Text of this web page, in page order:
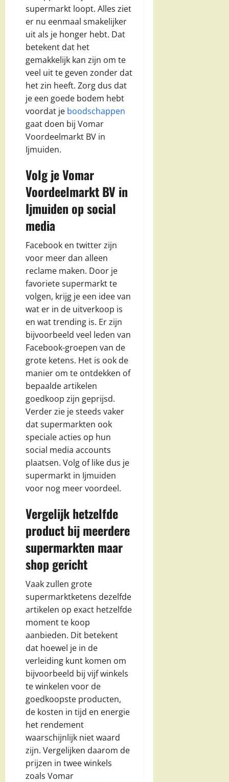
supermarkt loopt. Alles ziet
er nu eenmaal smakelijker
uit als je honger hebt. Dat
betekent dat het
gemakkelijk kan zijn om te
veel uit te geven zonder dat
het zin heeft. Zorg dus dat
je een goede bodem hebt
voordat je boodschappen
gaat doen bij Vomar
Voordeelmarkt BV in
Ijmuiden.
Volg je Vomar
Voordeelmarkt BV in
Ijmuiden op social
media
Facebook en twitter zijn
voor meer dan alleen
reclame maken. Door je
favoriete supermarkt te
volgen, krijg je een idee van
wat er in de uitverkoop is
en wat trending is. Er zijn
bijvoorbeeld veel leden van
Facebook-groepen van de
grote ketens. Het is ook de
manier om te ontdekken of
bepaalde artikelen
goedkoop zijn geprijsd.
Verder zie je steeds vaker
dat supermarkten ook
speciale acties op hun
social media accounts
plaatsen. Volg of like dus je
supermarkt in Ijmuiden
voor nog meer voordeel.
Vergelijk hetzelfde
product bij meerdere
supermarkten maar
shop gericht
Vaak zullen grote
supermarktketens dezelfde
artikelen op exact hetzelfde
moment te koop
aanbieden. Dit betekent
dat hoewel je in de
verleiding kunt komen om
bijvoorbeeld bij vijf winkels
te winkelen voor de
goedkoopste producten,
de kosten in tijd en energie
het rendement
waarschijnlijk niet waard
zijn. Vergelijken daarom de
prijzen in twee winkels
zoals Vomar